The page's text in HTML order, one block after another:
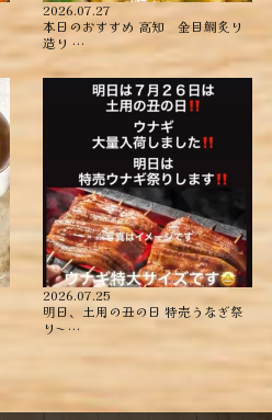
2026.07.27
本日のおすすめ ︎高知 金目鯛炙り
造り ︎…
2026.07.25
明日、土用の丑の日 特売うなぎ祭
り〜️️️ …